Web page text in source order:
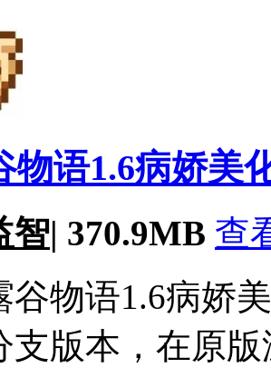
物语1.6病娇美
智| 370.9MB 查
谷物语1.6病娇
支版本，在原